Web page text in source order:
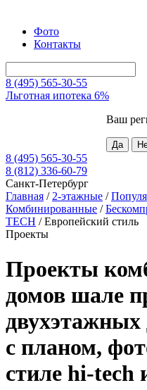
Фото
Контакты
8 (495) 565-30-55
Льготная ипотека 6%
Ваш
8 (495) 565-30-55
8 (812) 336-60-79
Санкт-Петербург
Главная / 2-этажные /
Комбинированные /
TECH /Европейский стиль
Проекты
Проекты
домов шале
с планом,
стиле hi-tech